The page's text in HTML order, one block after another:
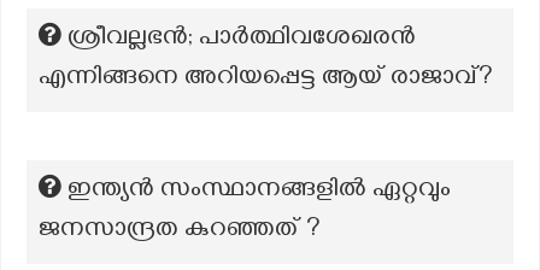
ശ്രീവല്ലഭൻ; പാർത്ഥിവശേഖരൻ
എന്നിങ്ങനെ അറിയപ്പെട്ട ആയ് രാജാവ്?
ഇന്ത്യൻ സംസ്ഥാനങ്ങളിൽ ഏറ്റവും
ജനസാന്ദ്രത കുറഞ്ഞത് ?